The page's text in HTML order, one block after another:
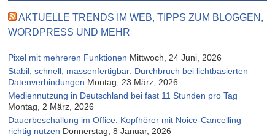
AKTUELLE TRENDS IM WEB, TIPPS ZUM BLOGGEN,
WORDPRESS UND MEHR
Pixel mit mehreren Funktionen Mittwoch, 24 Juni, 2026
Stabil, schnell, massenfertigbar: Durchbruch bei lichtbasierten
Datenverbindungen Montag, 23 März, 2026
Mediennutzung in Deutschland bei fast 11 Stunden pro Tag
Montag, 2 März, 2026
Dauerbeschallung im Office: Kopfhörer mit Noice-Cancelling
richtig nutzen Donnerstag, 8 Januar, 2026